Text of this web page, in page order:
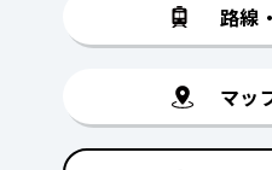
路線
マッ